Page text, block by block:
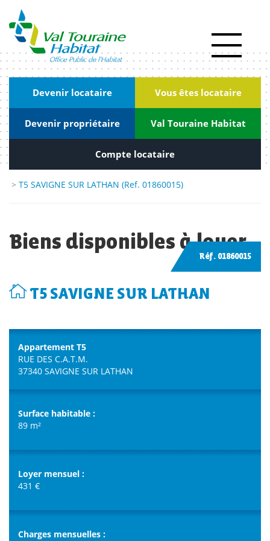
Actualités
RSE
|
Innovation
Kiosque
rejoindre
Contact
Devenir locataire Vous êtes locataire
Devenir propriétaire Val Touraine Habitat
Compte locataire
> T5 SAVIGNE SUR LATHAN (Ref. 01860015)
Biens disponibles à louer
T5 SAVIGNE SUR LATHAN
Réf. 01860015
Appartement T5
RUE DES C.A.T.M.
37340 SAVIGNE SUR LATHAN
Surface habitable :
89 m²
Loyer mensuel :
431 €
Charges mensuelles :